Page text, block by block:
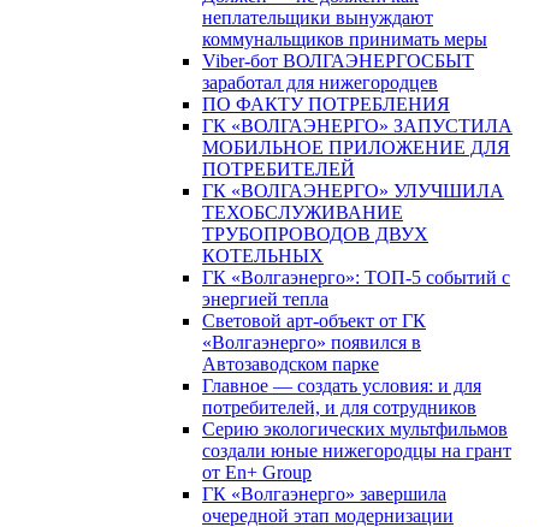
неплательщики вынуждают
коммунальщиков принимать меры
Viber-бот ВОЛГАЭНЕРГОСБЫТ
заработал для нижегородцев
ПО ФАКТУ ПОТРЕБЛЕНИЯ
ГК «ВОЛГАЭНЕРГО» ЗАПУСТИЛА
МОБИЛЬНОЕ ПРИЛОЖЕНИЕ ДЛЯ
ПОТРЕБИТЕЛЕЙ
ГК «ВОЛГАЭНЕРГО» УЛУЧШИЛА
ТЕХОБСЛУЖИВАНИЕ
ТРУБОПРОВОДОВ ДВУХ
КОТЕЛЬНЫХ
ГК «Волгаэнерго»: ТОП-5 событий с
энергией тепла
Световой арт-объект от ГК
«Волгаэнерго» появился в
Автозаводском парке
Главное — создать условия: и для
потребителей, и для сотрудников
Серию экологических мультфильмов
создали юные нижегородцы на грант
от En+ Group
ГК «Волгаэнерго» завершила
очередной этап модернизации